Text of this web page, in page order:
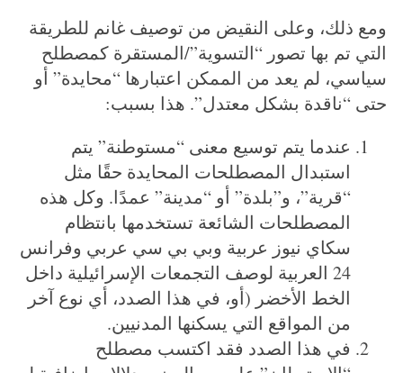
ومع ذلك، وعلى النقيض من توصيف غانم للطريقة
التي تم بها تصور “التسوية”/المستقرة كمصطلح
سياسي، لم يعد من الممكن اعتبارها “محايدة” أو
حتى “ناقدة بشكل معتدل”. هذا بسبب:
عندما يتم توسيع معنى “مستوطنة” يتم
استبدال المصطلحات المحايدة حقًا مثل
“قرية”، و”بلدة” أو “مدينة” عمدًا. وكل هذه
المصطلحات الشائعة تستخدمها بانتظام
سكاي نيوز عربية وبي بي سي عربي وفرانس
24 العربية لوصف التجمعات الإسرائيلية داخل
الخط الأخضر (أو، في هذا الصدد، أي نوع آخر
من المواقع التي يسكنها المدنيين.
في هذا الصدد فقد اكتسب مصطلح
a
c
h
f
r
: